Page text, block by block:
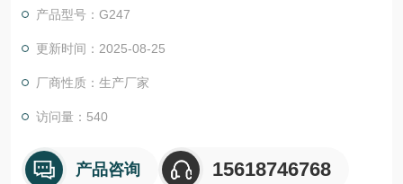
控制试样时间。
产品型号：G247
更新时间：2025-08-25
厂商性质：生产厂家
访问量：540
产品咨询 15618746768